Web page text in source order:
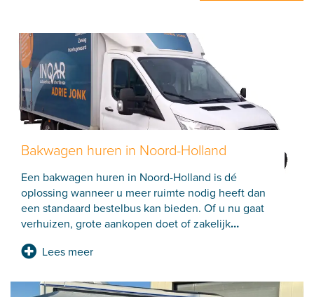
Bakwagen huren in Noord-Holland
Een bakwagen huren in Noord-Holland is dé
oplossing wanneer u meer ruimte nodig heeft dan
een standaard bestelbus kan bieden. Of u nu gaat
verhuizen, grote aankopen doet of zakelijk…
Lees meer